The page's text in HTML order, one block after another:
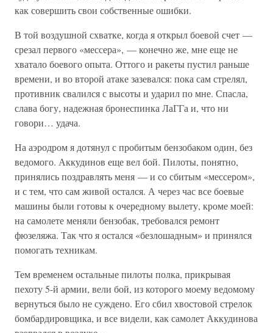
как совершить свои собственные ошибки.
В той воздушной схватке, когда я открыл боевой счет —
срезал первого «мессера», — конечно же, мне еще не
хватало боевого опыта. Оттого и ракеты пустил раньше
времени, и во второй атаке зазевался: пока сам стрелял,
противник свалился с высоты и ударил по мне. Спасла,
слава богу, надежная бронеспинка ЛаГГа и, что ни
говори… удача.
На аэродром я дотянул с пробитым бензобаком один, без
ведомого. Аккудинов еще вел бой. Пилоты, понятно,
принялись поздравлять меня — и со сбитым «мессером»,
и с тем, что сам живой остался. А через час все боевые
машины были готовы к очередному вылету, кроме моей:
на самолете меняли бензобак, требовался ремонт
фюзеляжа. Так что я остался «безлошадным» и принялся
помогать техникам.
Тем временем остальные пилоты полка, прикрывая
пехоту 5-й армии, вели бой, из которого моему ведомому
вернуться было не суждено. Его сбил хвостовой стрелок
бомбардировщика, и все видели, как самолет Аккудинова